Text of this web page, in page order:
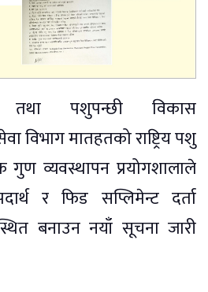
तथा पशुपन्छी विकास
विभाग मातहतको राष्ट्रिय पशु
व्यवस्थापन प्रयोगशालाले
र फिड सप्लिमेन्ट दर्ता
बनाउन नयाँ सूचना जारी